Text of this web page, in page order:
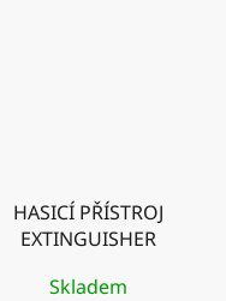
HASICÍ PŘÍSTROJ
EXTINGUISHER
Skladem